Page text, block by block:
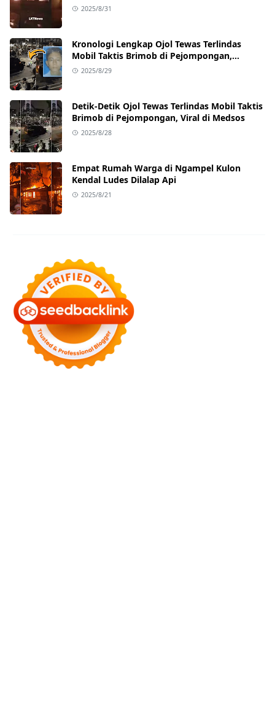
2025/8/31
Kronologi Lengkap Ojol Tewas Terlindas
Mobil Taktis Brimob di Pejompongan,
Ternyata Sedang Antar Orderan
2025/8/29
Detik-Detik Ojol Tewas Terlindas Mobil Taktis
Brimob di Pejompongan, Viral di Medsos
2025/8/28
Empat Rumah Warga di Ngampel Kulon
Kendal Ludes Dilalap Api
2025/8/21